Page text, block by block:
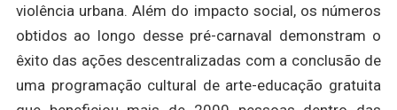
violência urbana. Além do impacto social, os números
obtidos ao longo desse pré-carnaval demonstram o
êxito das ações descentralizadas com a conclusão de
uma programação cultural de arte-educação gratuita